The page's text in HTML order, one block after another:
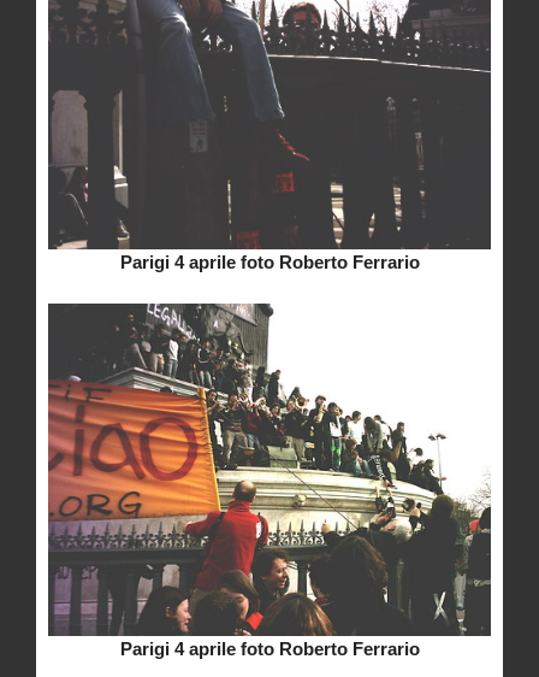
Parigi 4 aprile foto Roberto Ferrario
Parigi 4 aprile foto Roberto Ferrario